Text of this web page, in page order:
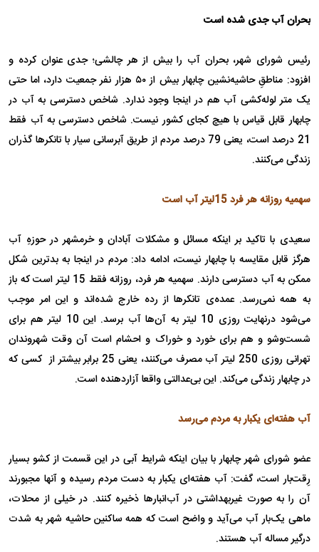
بحران آب جدی شده است
رئیس شورای شهر، بحران آب را بیش از هر چالشی؛ جدی‌ عنوان کرده و
افزود: مناطقِ حاشیه‌نشین چابهار بیش از ۵۰ هزار نفر جمعیت دارد، اما حتی
یک متر لوله‌کشی آب هم در اینجا وجود ندارد. شاخص دسترسی به آب در
چابهار قابل قیاس با هیچ کجای کشور نیست. شاخص دسترسی به آب فقط
21 درصد است، یعنی 79 درصد مردم از طریق آبرسانی سیار با تانکرها گذران
زندگی می‌کنند.
سهمیه روزانه هر فرد 15لیتر آب است
سعیدی با تاکید بر اینکه مسائل و مشکلات آبادان و خرمشهر در حوزهِ آب
هرگز قابل مقایسه با چابهار نیست، ادامه داد: مردم در اینجا به بدترین شکل
ممکن به آ‌ب دسترسی دارند. سهمیه هر فرد، روزانه فقط 15 لیتر است که باز
به همه نمی‌رسد. عمده‌ی تانکرها از رده خارج شده‌اند و این امر موجب
می‌شود درنهایت روزی 10 لیتر به آن‌ها آب برسد. این 10 لیتر هم برای
شست‌وشو و هم برای خورد و خوراک و احشام است آن وقت شهروندان
تهرانی روزی 250 لیتر آب مصرف می‌کنند، یعنی 25 برابر بیشتر از کسی که
در چابهار زندگی می‌کند. این بی‌عدالتی واقعا آزاردهنده است.
آب هفته‌ای یکبار به مردم می‌رسد
عضو شورای شهر چابهار با بیان اینکه شرایط آبی در این قسمت از کشو بسیار
رِقت‌بار است، گفت: آب هفته‌ای یکبار به دست مردم رسیده و آنها مجبورند
آن را به صورت غیربهداشتی در آب‌انبارها ذخیره کنند. در خیلی از محلات،
ماهی یک‌بار آب می‌آید و واضح است که همه ساکنین حاشیه شهر به شدت
درگیر مساله آب هستند.